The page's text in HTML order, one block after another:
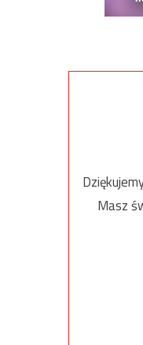
Masz